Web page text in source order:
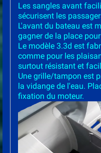
Les sangles avant
sécurisent les
L'avant du bateau est
gagner de la place
Le modèle 3.3d est
comme pour les
surtout résistant et
Une grille/tampon est
la vidange de l'eau.
fixation du moteur.